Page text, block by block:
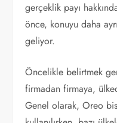
gerçeklik payı
önce, konuyu daha
geliyor.
Öncelikle belirtmek
firmadan firmaya,
Genel olarak, Oreo